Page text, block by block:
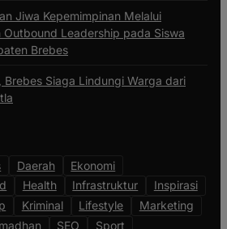
Jiwa Kepemimpinan Melalui
Leadership pada Siswa
Brebes
Brebes Siaga Lindungi Warga dari
Daerah
Ekonomi
Health Infrastruktur
Inspirasi
Kriminal Lifestyle
Marketing
SEO
Sport